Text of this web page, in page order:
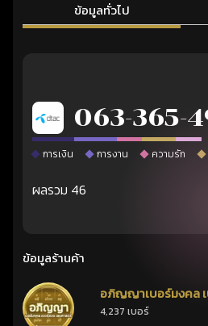
ข้อมูลทั่วไป
063-365-
การเงิน การงาน ความรัก
ผลรวม 46
ข้อมูลร้านค้า
อภิญญาเบอร์มงคล
เลขศาสตร์
4,237 เบอร์